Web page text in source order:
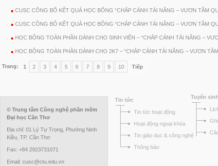
CUSC CÔNG BỐ KẾT QUẢ HỌC BỔNG “CHẮP CÁNH TÀI NĂNG – VƯƠN TẦM
CUSC CÔNG BỐ KẾT QUẢ HỌC BỔNG “CHẮP CÁNH TÀI NĂNG – VƯƠN TẦM
HỌC BỔNG TOÀN PHẦN DÀNH CHO SINH VIÊN – “CHẮP CÁNH TÀI NĂNG –
HỌC BỔNG TOÀN PHẦN DÀNH CHO 2K7 – “CHẮP CÁNH TÀI NĂNG – VƯƠN
Trang: 1 2 3 4 5 6 7 8 9 10 Tiếp
© Trung tâm Công nghệ phần mềm
Đại học Cần Thơ
Địa chỉ: 01 Lý Tự Trọng, Phường Ninh
Kiều, TP. Cần Thơ
Fax: +84 2923731071
Email: cusc@ctu.edu.vn
Tin tức
Tin tức hoạt động
Hoạt động ngoại khóa
Tin giáo dục & công nghệ
Thông báo
Tuyển